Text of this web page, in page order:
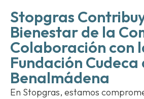
Stopgras
Bienestar de la
Colaboración con
Fundación Cudeca
Benalmádena
En Stopgras, estamos